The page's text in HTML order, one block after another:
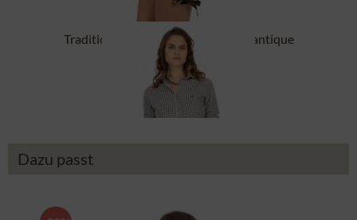
Traditional leahter trousers HEDY antique
smoke
From £208.89 *
Dazu passt